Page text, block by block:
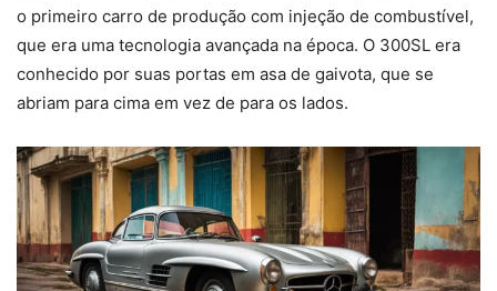
o primeiro carro de produção com injeção de combustível,
que era uma tecnologia avançada na época. O 300SL era
conhecido por suas portas em asa de gaivota, que se
abriam para cima em vez de para os lados.